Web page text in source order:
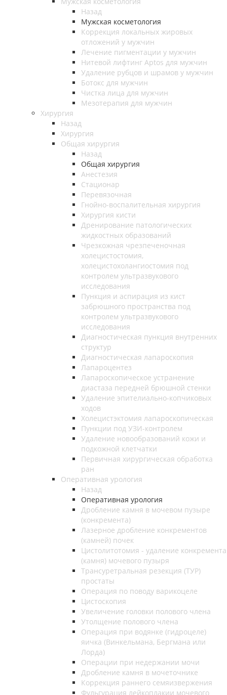
Назад
Мужская косметология
Коррекция локальных жировых
отложений у мужчин
Лечение пигментации у мужчин
Нитевой лифтинг Aptos для мужчин
Удаление рубцов и шрамов у мужчин
Ботокс для мужчин
Чистка лица для мужчин
Мезотерапия для мужчин
Хирургия
Назад
Хирургия
Общая хирургия
Назад
Общая хирургия
Анестезия
Стационар
Перевязочная
Гнойно-воспалительная хирургия
Хирургия кисти
Дренирование патологических
жидкостных образований
Чрезкожная чрезпеченочная
холецистостомия,
холецистохолангиостомия под
контролем ультразвукового
исследования
Пункция и аспирация из кист
забрюшного пространства под
контролем ультразвукового
исследования
Диагностическая пункция внутренних
структур
Диагностическая лапароскопия
Лапароцентез
Лапароскопическое устранение
диастаза передней брюшной стенки
Удаление эпителиально-копчиковых
ходов
Холецистэктомия лапароскопическая
Пункции под УЗИ-контролем
Удаление новообразований кожи и
подкожной клетчатки
Первичная хирургическая обработка
ран
Оперативная урология
Назад
Оперативная урология
Дробление камня в мочевом пузыре
(конкремента)
Лазерное дробление конкрементов
(камней) почек
Цистолитотомия - удаление конкремента
(камня) мочевого пузыря
Трансуретральная резекция (ТУР)
простаты
Операция по поводу варикоцеле
Цистоскопия
Увеличение головки полового члена
Утолщение полового члена
Операция при водянке (гидроцеле)
яичка (Винкельмана, Бергмана или
Лорда)
Операции при недержании мочи
Дробление камня в мочеточнике
Коррекция раннего семяизвержения
Фульгурация лейкоплакии мочевого